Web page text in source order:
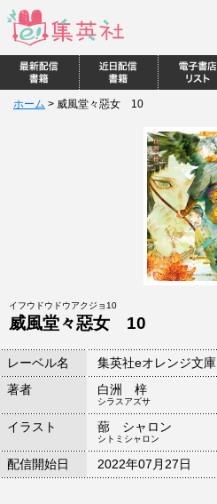
ホーム > 威風堂々惡女 10
イフウドウドウアクジョ10
威風堂々惡女 10
レーベル名
集英社eオレンジ文庫
著者
白洲 梓
シラスアズサ
イラスト 蔀 シャロン
シトミシャロン
配信開始日 2022年07月27日